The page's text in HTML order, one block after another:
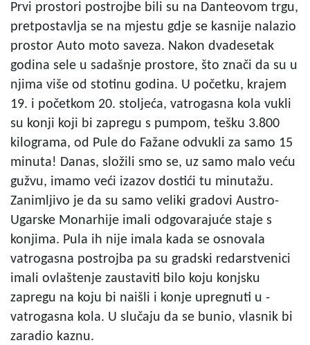
Prvi prostori postrojbe bili su na Danteovom trgu,
pretpostavlja se na mjestu gdje se kasnije nalazio
prostor Auto moto saveza. Nakon dvadesetak
godina sele u sadašnje prostore, što znači da su u
njima više od stotinu godina. U početku, krajem
19. i početkom 20. stoljeća, vatrogasna kola vukli
su konji koji bi zapregu s pumpom, tešku 3.800
kilograma, od Pule do Fažane odvukli za samo 15
minuta! Danas, složili smo se, uz samo malo veću
gužvu, imamo veći izazov dostići tu minutažu.
Zanimljivo je da su samo veliki gradovi Austro-
Ugarske Monarhije imali odgovarajuće staje s
konjima. Pula ih nije imala kada se osnovala
vatrogasna postrojba pa su gradski redarstvenici
imali ovlaštenje zaustaviti bilo koju konjsku
zapregu na koju bi naišli i konje upregnuti u -
vatrogasna kola. U slučaju da se bunio, vlasnik bi
zaradio kaznu.